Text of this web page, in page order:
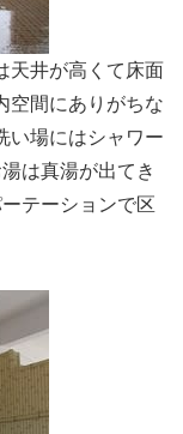
天井が高くて床面
空間にありがちな
い場にはシャワー
は真湯が出てき
テーションで区